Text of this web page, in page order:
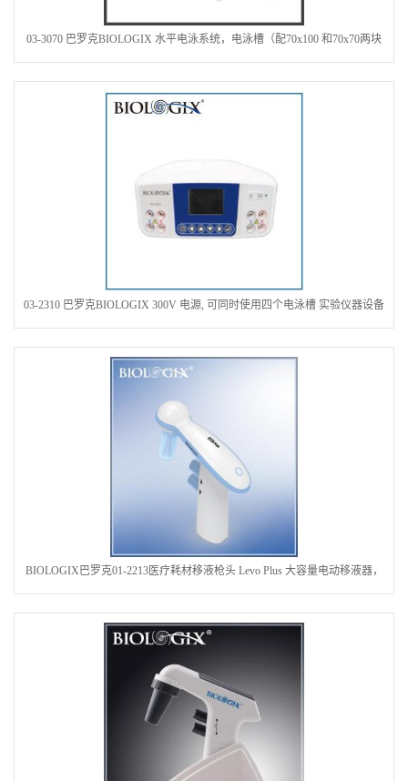
03-3070 巴罗克BIOLOGIX 水平电泳系统，电泳槽（配70x100 和70x70两块
制胶板）
03-2310 巴罗克BIOLOGIX 300V 电源, 可同时使用四个电泳槽 实验仪器设备
耗材
BIOLOGIX巴罗克01-2213医疗耗材移液枪头 Levo Plus 大容量电动移液器，
配AC充电器，国标插头